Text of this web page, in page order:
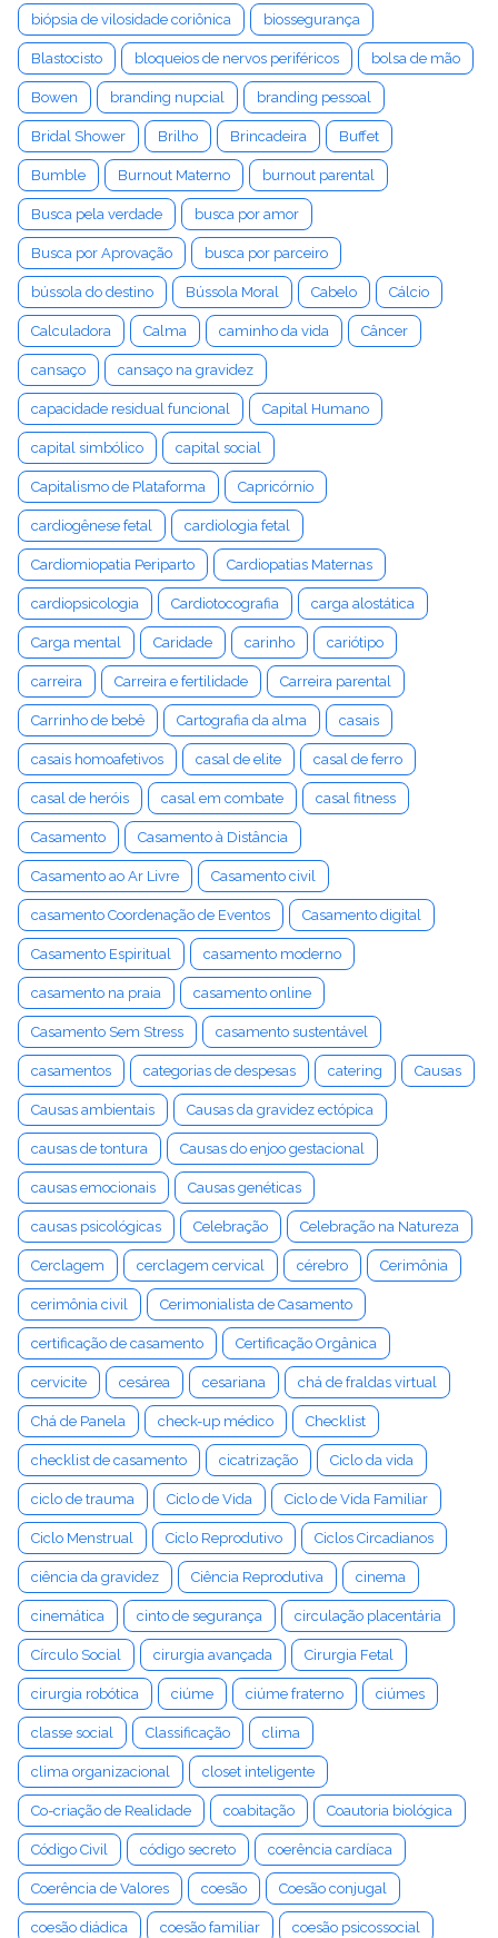
biópsia de vilosidade coriônica biossegurança
Blastocisto bloqueios de nervos periféricos bolsa de mão
Bowen branding nupcial branding pessoal
Bridal Shower Brilho Brincadeira Buffet
Bumble Burnout Materno burnout parental
Busca pela verdade busca por amor
Busca por Aprovação busca por parceiro
bússola do destino Bússola Moral Cabelo Cálcio
Calculadora Calma caminho da vida Câncer
cansaço cansaço na gravidez
capacidade residual funcional Capital Humano
capital simbólico capital social
Capitalismo de Plataforma Capricórnio
cardiogênese fetal cardiologia fetal
Cardiomiopatia Periparto Cardiopatias Maternas
cardiopsicologia Cardiotocografia carga alostática
Carga mental Caridade carinho cariótipo
carreira Carreira e fertilidade Carreira parental
Carrinho de bebê Cartografia da alma casais
casais homoafetivos casal de elite casal de ferro
casal de heróis casal em combate casal fitness
Casamento Casamento à Distância
Casamento ao Ar Livre Casamento civil
casamento Coordenação de Eventos Casamento digital
Casamento Espiritual casamento moderno
casamento na praia casamento online
Casamento Sem Stress casamento sustentável
casamentos categorias de despesas catering Causas
Causas ambientais Causas da gravidez ectópica
causas de tontura Causas do enjoo gestacional
causas emocionais Causas genéticas
causas psicológicas Celebração Celebração na Natureza
Cerclagem cerclagem cervical cérebro Cerimônia
cerimônia civil Cerimonialista de Casamento
certificação de casamento Certificação Orgânica
cervicite cesárea cesariana chá de fraldas virtual
Chá de Panela check-up médico Checklist
checklist de casamento cicatrização Ciclo da vida
ciclo de trauma Ciclo de Vida Ciclo de Vida Familiar
Ciclo Menstrual Ciclo Reprodutivo Ciclos Circadianos
ciência da gravidez Ciência Reprodutiva cinema
cinemática cinto de segurança circulação placentária
Círculo Social cirurgia avançada Cirurgia Fetal
cirurgia robótica ciúme ciúme fraterno ciúmes
classe social Classificação clima
clima organizacional closet inteligente
Co-criação de Realidade coabitação Coautoria biológica
Código Civil código secreto coerência cardíaca
Coerência de Valores coesão Coesão conjugal
coesão diádica coesão familiar coesão psicossocial